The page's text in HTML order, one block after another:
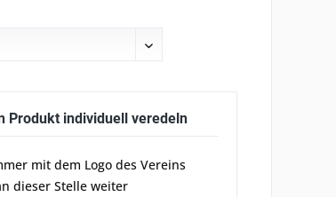
Produkt individuell veredeln
mit dem Logo des Vereins
dieser Stelle weiter